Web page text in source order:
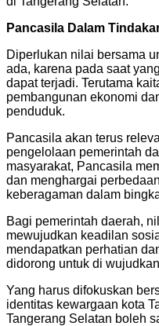
Pancasila Dalam
Diperlukan nilai bersama
ada, karena pada saat
dapat terjadi. Terutama
pembangunan ekonomi
penduduk.
Pancasila akan terus
pengelolaan pemerintah
masyarakat, Pancasila
dan menghargai
keberagaman dalam
Bagi pemerintah daerah,
mewujudkan keadilan
mendapatkan perhatian
didorong untuk di
Yang harus difokuskan
identitas kewargaan kota
Tangerang Selatan boleh